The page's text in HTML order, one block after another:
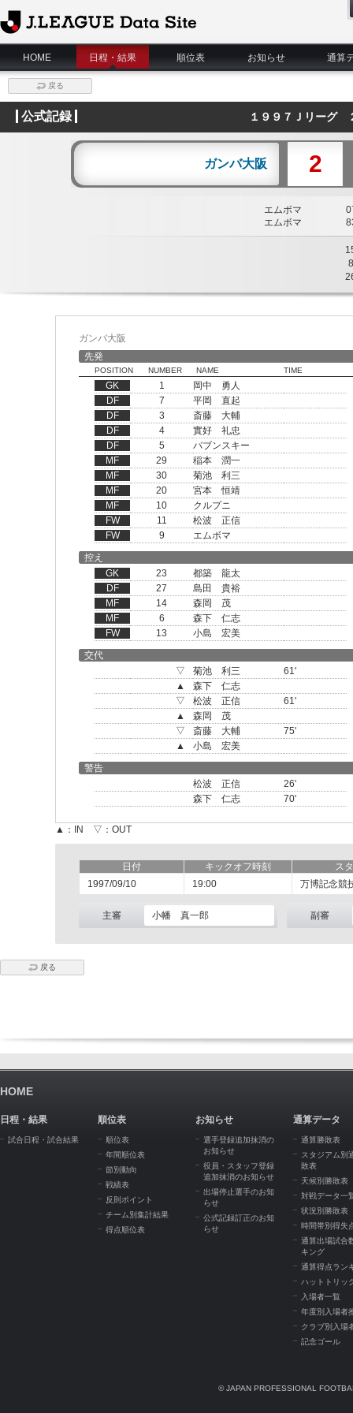
J.League Data Site
HOME
日程・結果 順位表 お知らせ 通算
戻る
公式記録 １９９７Ｊリーグ
ガンバ大阪 2
エムボマ
エムボマ
8
ガンバ大阪
先発
POSITION NUMBER NAME TIME
GK 1
岡中 勇人
DF
7
平岡 直起
DF
3
斎藤 大輔
DF
4
實好 礼忠
DF
5
バブンスキー
MF
29
稲本 潤一
MF
30
菊池 利三
MF
20
宮本 恒靖
MF
10
クルプニ
FW
11
松波 正信
FW
9
エムボマ
控え
GK
23
都築 龍太
DF
27
島田 貴裕
MF
14
森岡 茂
MF
6
森下 仁志
FW
13
小島 宏美
交代
▽
菊池 利三
61'
▲
森下 仁志
▽
松波 正信
61'
▲
森岡 茂
▽
斎藤 大輔
75'
▲
小島 宏美
警告
松波 正信
26'
森下 仁志
70'
▲：IN ▽：OUT
日付 キックオフ時刻
ス
1997/09/10
19:00 万博記念競
主審 小幡 真一郎 副審
戻る
HOME
日程・結果
試合日程・試合結果
順位表
順位表
年間順位表
節別動向
戦績表
反則ポイント
チーム別集計結果
得点順位表
お知らせ
選手登録追加抹消の
お知らせ
役員・スタッフ登録
追加抹消のお知らせ
出場停止選手のお知
らせ
公式記録訂正のお知
らせ
通算データ
通算勝敗表
スタジアム別
敗表
天候別勝敗表
対戦データ一
状況別勝敗表
時間帯別得失
通算出場試合
キング
通算得点ラン
ハットトリッ
入場者一覧
年度別入場者
クラブ別入場
記念ゴール
© JAPAN PROFESSIONAL